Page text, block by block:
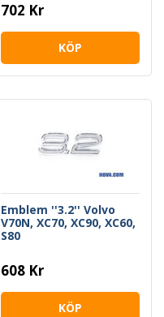
702 Kr
KÖP
Emblem ''3.2'' Volvo
V70N, XC70, XC90, XC60,
S80
608 Kr
KÖP